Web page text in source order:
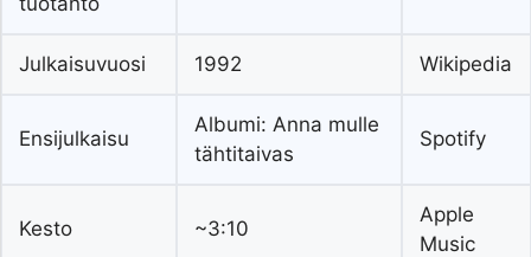
Julkaisuvuosi 1992 Wikipedia
Ensijulkaisu
Albumi: Anna mulle
tähtitaivas
Spotify
Kesto ~3:10
Apple
Music